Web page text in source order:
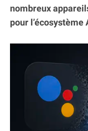
nombreux
pour l’écosystème